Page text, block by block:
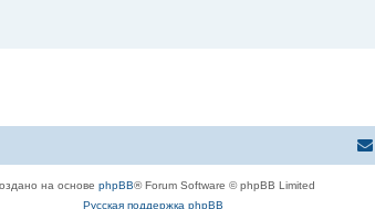
на основе phpBB® Forum Software © phpBB Limited
Русская поддержка phpBB